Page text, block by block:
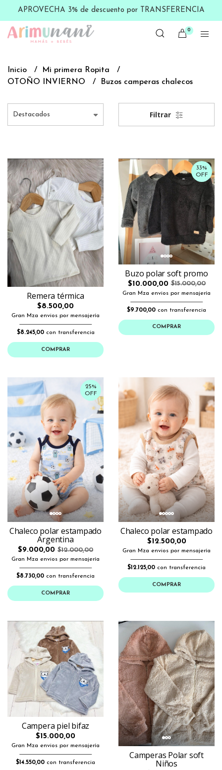
APROVECHA 3% de descuento por TRANSFERENCIA
0
Inicio
Mi primera Ropita
OTOÑO INVIERNO
Buzos camperas chalecos
Filtrar
Remera térmica
$8.500,00
Gran Mza envios por mensajería
$8.245,00con transferencia
COMPRAR
33%
OFF
Buzo polar soft promo
$10.000,00 $15.000,00
Gran Mza envios por mensajería
$9.700,00 con transferencia
COMPRAR
25%
OFF
Chaleco polar estampado
Argentina
$9.000,00 $12.000,00
Gran Mza envios por mensajería
$8.730,00 con transferencia
COMPRAR
Chaleco polar estampado
$12.500,00
Gran Mza envios por mensajería
$12.125,00 con transferencia
COMPRAR
Campera piel bifaz
$15.000,00
Gran Mza envios por mensajería
$14.550,00 con transferencia
Camperas Polar soft
Niños